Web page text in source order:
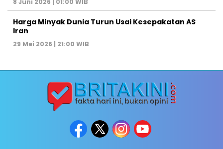
Harga Minyak Dunia Turun Usai Kesepakatan AS
Iran
29 Mei 2026 | 21:00 WIB